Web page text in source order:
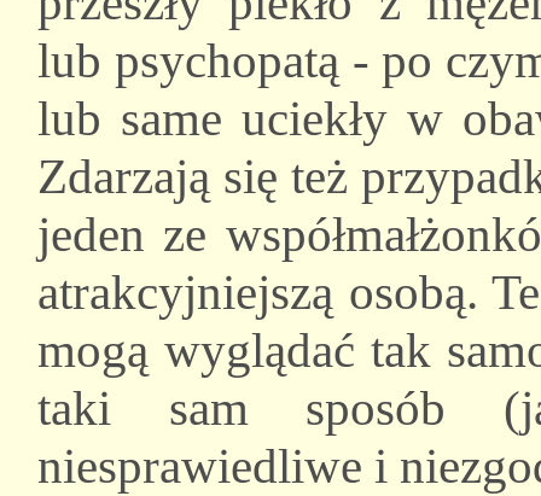
lub psychopatą - po
lub same uciekły w
Zdarzają się też
jeden ze
atrakcyjniejszą osobą.
mogą wyglądać tak
taki sam sposób
niesprawiedliwe i